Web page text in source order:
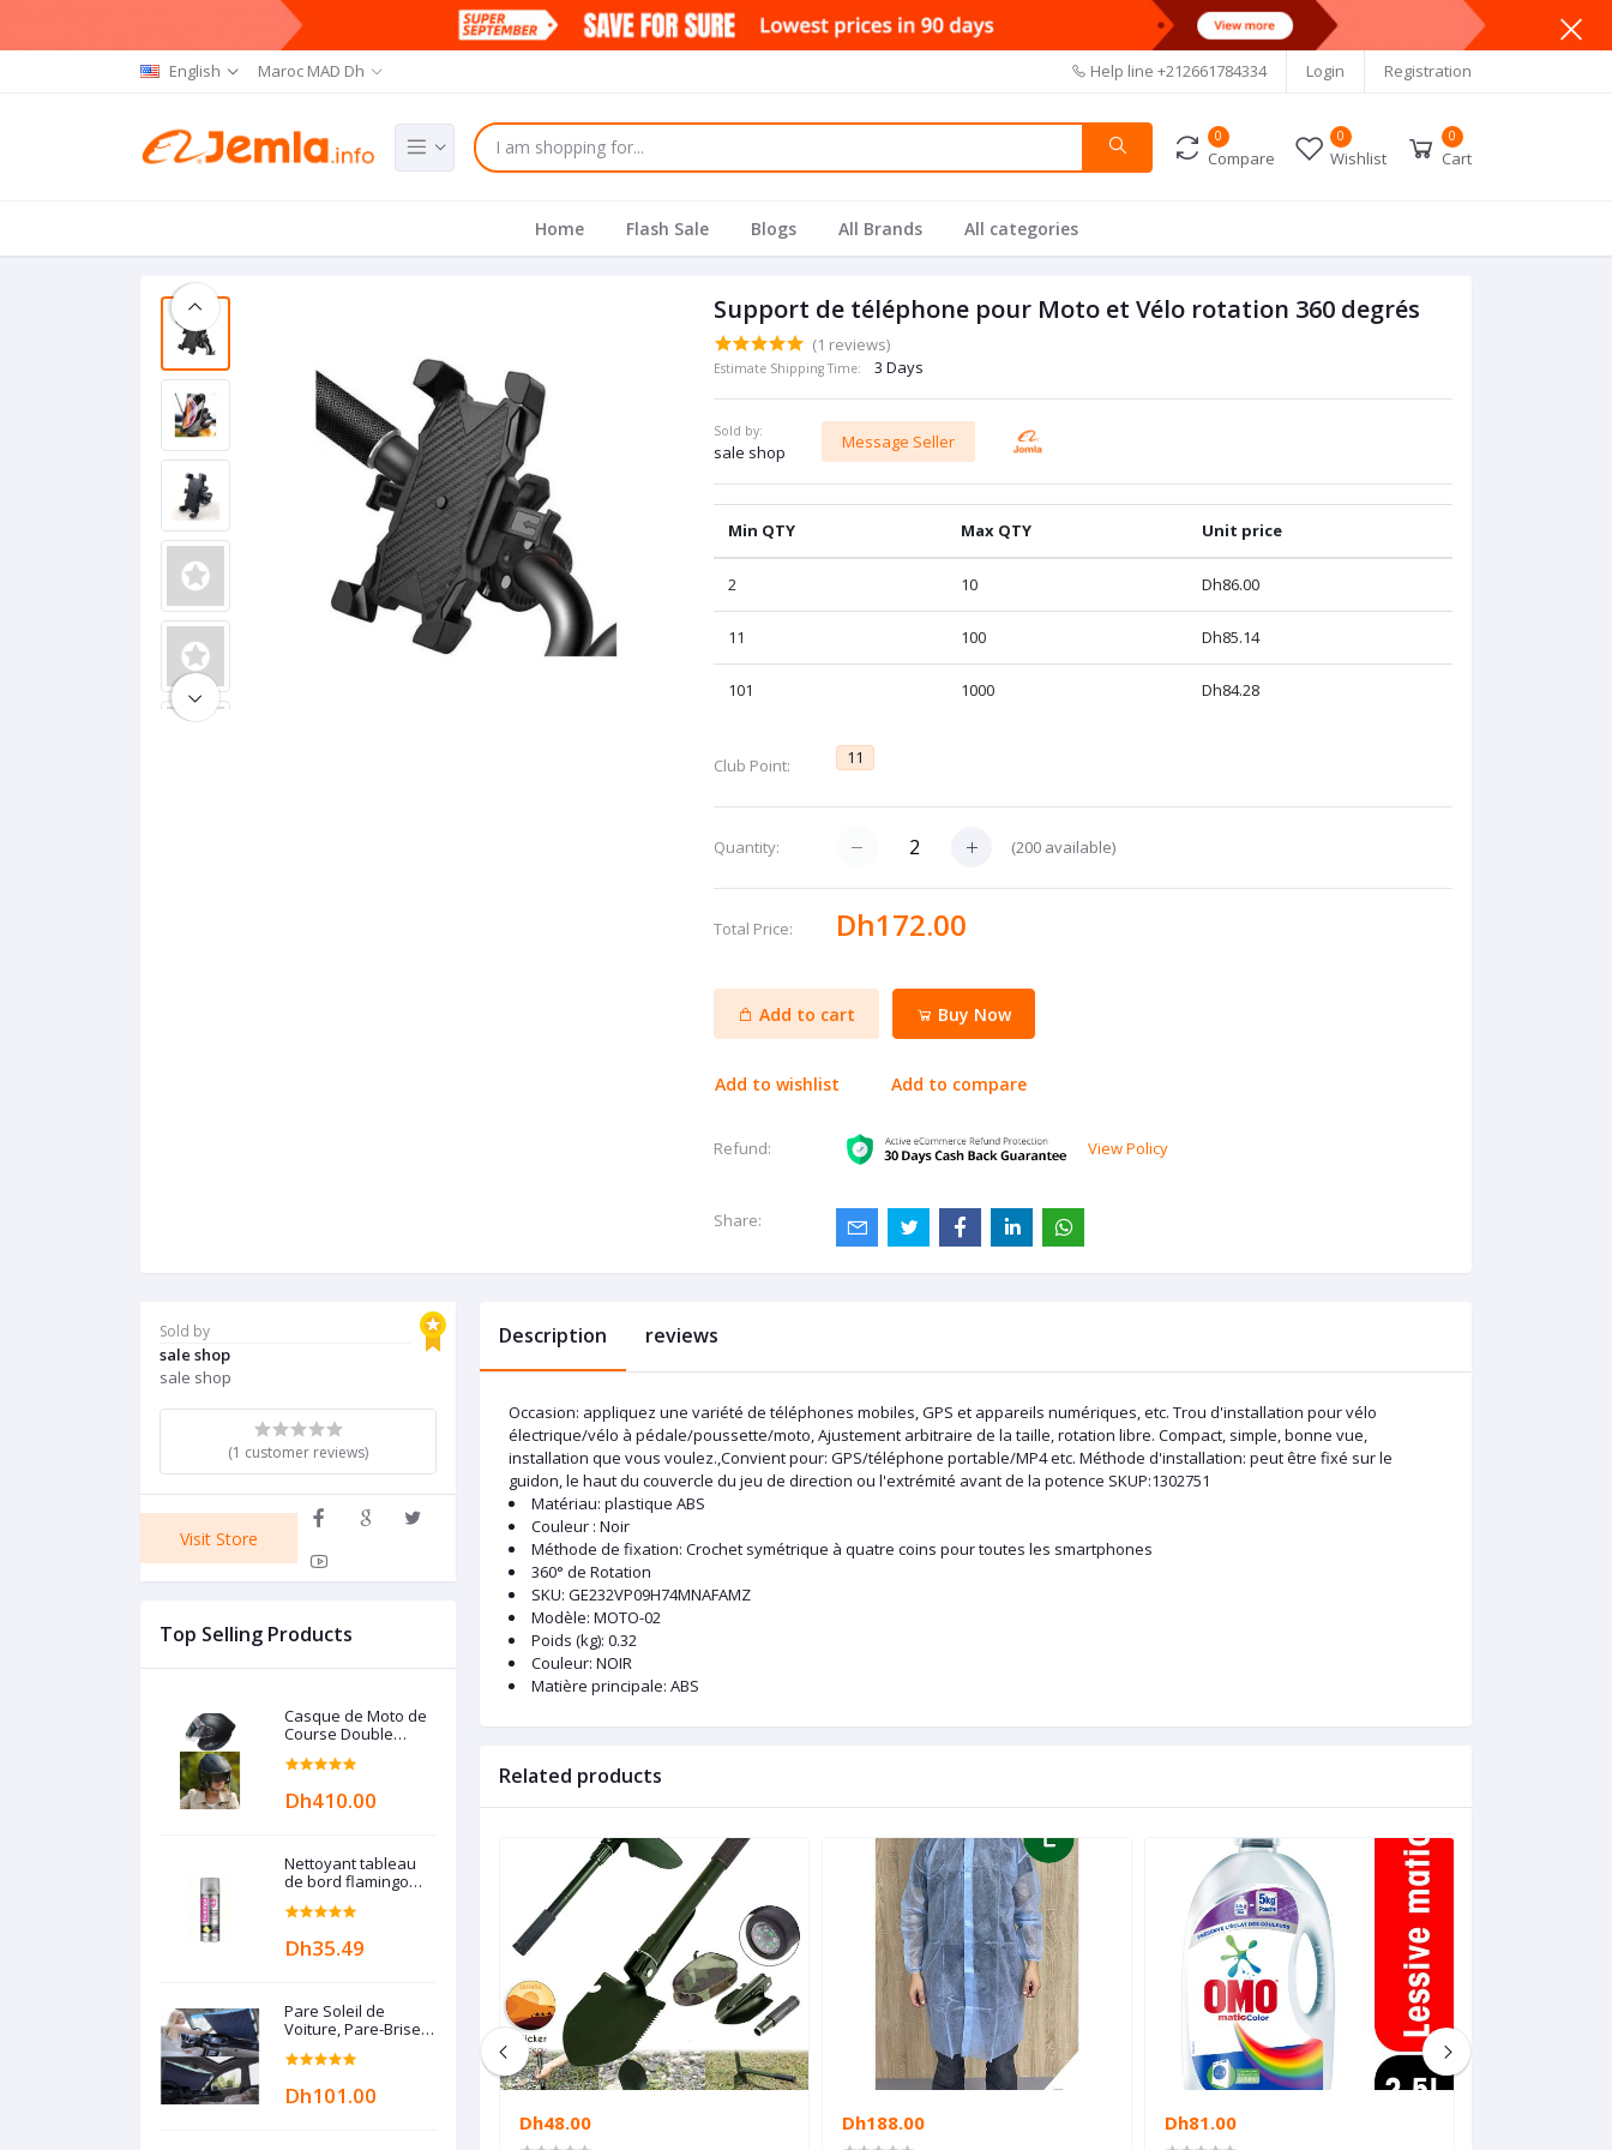
English Maroc MAD Dh Help line +212661784334 Login Registration
0
Compare
0
Wishlist
0
Cart
Home Flash Sale Blogs All Brands All categories
Support de téléphone pour Moto et Vélo rotation 360 degrés
(1 reviews)
Estimate Shipping Time: 3 Days
Sold by:
sale shop
Message Seller
Min QTY Max QTY Unit price
2 10 Dh86.00
11 100 Dh85.14
101 1000 Dh84.28
Club Point: 11
Quantity: (200 available)
Total Price: Dh172.00
Add to cart Buy Now
Add to wishlist Add to compare
Refund: View Policy
Share:
Sold by
sale shop
sale shop
(1 customer reviews)
Visit Store
Top Selling Products
Casque de Moto de
Course Double
Objectif, Casque de
protection, unisex,
Dh410.00
Nettoyant tableau
de bord flamingo
220 ml - CITRON
Dh35.49
Pare Soleil de
Voiture, Pare-Brise-
Soleil, Pliable Pare
Soleil pour Voiture
Anti UV Isolation la
Dh101.00
Description reviews
Occasion: appliquez une variété de téléphones mobiles, GPS et appareils numériques, etc. Trou d'installation pour vélo
électrique/vélo à pédale/poussette/moto, Ajustement arbitraire de la taille, rotation libre. Compact, simple, bonne vue,
installation que vous voulez.,Convient pour: GPS/téléphone portable/MP4 etc. Méthode d'installation: peut être fixé sur le
guidon, le haut du couvercle du jeu de direction ou l'extrémité avant de la potence SKUP:1302751
Matériau: plastique ABS
Couleur : Noir
Méthode de fixation: Crochet symétrique à quatre coins pour toutes les smartphones
360° de Rotation
SKU: GE232VP09H74MNAFAMZ
Modèle: MOTO-02
Poids (kg): 0.32
Couleur: NOIR
Matière principale: ABS
Related products
Dh48.00 Dh188.00 Dh81.00